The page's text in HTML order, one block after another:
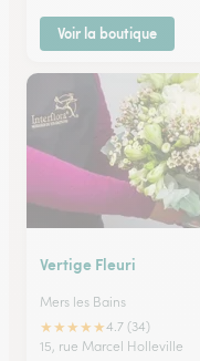
Voir la boutique
Vertige Fleuri
Mers les Bains
★★★★★4.7 (34)
15, rue Marcel Holleville